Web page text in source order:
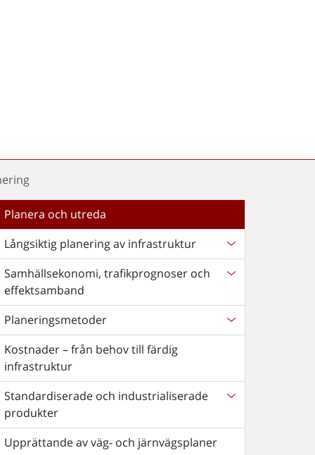
Planera och utreda
Långsiktig planering av infrastruktur
Samhällsekonomi, trafikprognoser och
effektsamband
Planeringsmetoder
Kostnader – från behov till färdig
infrastruktur
Standardiserade och industrialiserade
produkter
Upprättande av väg- och järnvägsplaner